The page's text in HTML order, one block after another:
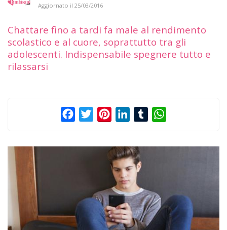
Aggiornato il 25/03/2016
Chattare fino a tardi fa male al rendimento
scolastico e al cuore, soprattutto tra gli
adolescenti. Indispensabile spegnere tutto e
rilassarsi
FacebookTwitterPinterestLinkedInTumblr